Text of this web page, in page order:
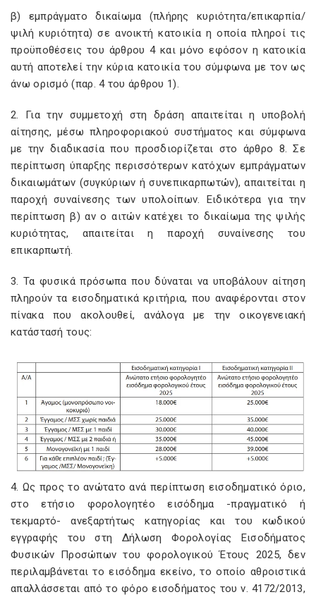
β) εμπράγματο δικαίωμα (πλήρης κυριότητα/επικαρπία/
ψιλή κυριότητα) σε ανοικτή κατοικία η οποία πληροί τις
προϋποθέσεις του άρθρου 4 και μόνο εφόσον η κατοικία
αυτή αποτελεί την κύρια κατοικία του σύμφωνα με τον ως
άνω ορισμό (παρ. 4 του άρθρου 1).
2. Για την συμμετοχή στη δράση απαιτείται η υποβολή
αίτησης, μέσω πληροφοριακού συστήματος και σύμφωνα
με την διαδικασία που προσδιορίζεται στο άρθρο 8. Σε
περίπτωση ύπαρξης περισσότερων κατόχων εμπράγματων
δικαιωμάτων (συγκύριων ή συνεπικαρπωτών), απαιτείται η
παροχή συναίνεσης των υπολοίπων. Ειδικότερα για την
περίπτωση β) αν ο αιτών κατέχει το δικαίωμα της ψιλής
κυριότητας, απαιτείται η παροχή συναίνεσης του
επικαρπωτή.
3. Τα φυσικά πρόσωπα που δύναται να υποβάλουν αίτηση
πληρούν τα εισοδηματικά κριτήρια, που αναφέρονται στον
πίνακα που ακολουθεί, ανάλογα με την οικογενειακή
κατάστασή τους:
4. Ως προς το ανώτατο ανά περίπτωση εισοδηματικό όριο,
στο ετήσιο φορολογητέο εισόδημα -πραγματικό ή
τεκμαρτό- ανεξαρτήτως κατηγορίας και του κωδικού
εγγραφής του στη Δήλωση Φορολογίας Εισοδήματος
Φυσικών Προσώπων του φορολογικού Έτους 2025, δεν
περιλαμβάνεται το εισόδημα εκείνο, το οποίο αθροιστικά
απαλλάσσεται από το φόρο εισοδήματος του ν. 4172/2013,